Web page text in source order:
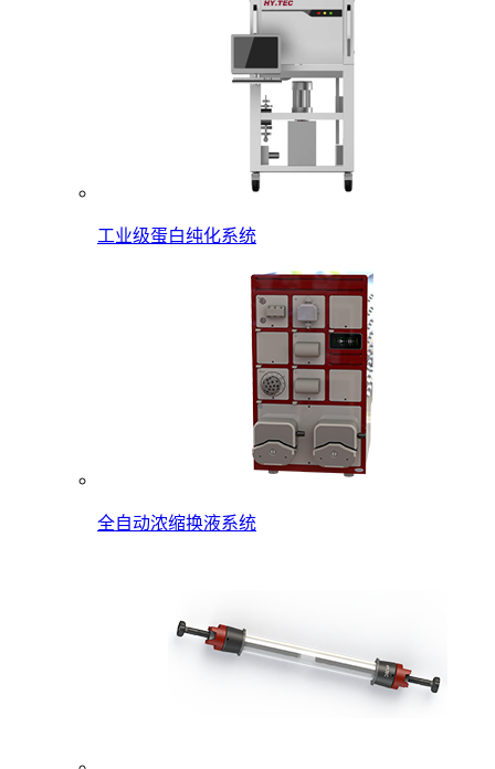
工业级蛋白纯化系统
全自动浓缩换液系统